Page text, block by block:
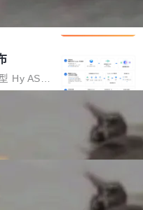
历）仅能
码的语义
智能体在
解"瓶
CodeBas
内部架构
A集群迁
有迁移
此前登录
序员圈
权限、无
4之一，但
月之暗面
下文、M
GPU 显
AI 团队
博客上发
每 token
Hy ASR
Hy3 的
懂。通过
fixe